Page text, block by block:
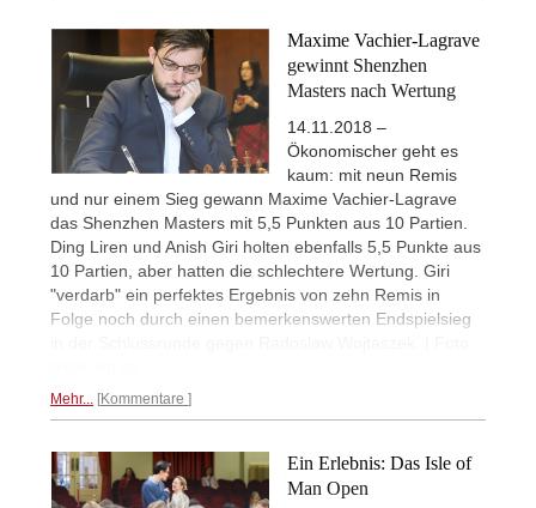
Maxime Vachier-Lagrave
gewinnt Shenzhen
Masters nach Wertung
14.11.2018 –
Ökonomischer geht es
kaum: mit neun Remis
und nur einem Sieg gewann Maxime Vachier-Lagrave
das Shenzhen Masters mit 5,5 Punkten aus 10 Partien.
Ding Liren und Anish Giri holten ebenfalls 5,5 Punkte aus
10 Partien, aber hatten die schlechtere Wertung. Giri
"verdarb" ein perfektes Ergebnis von zehn Remis in
Folge noch durch einen bemerkenswerten Endspielsieg
Mehr... Kommentare
Ein Erlebnis: Das Isle of
Man Open